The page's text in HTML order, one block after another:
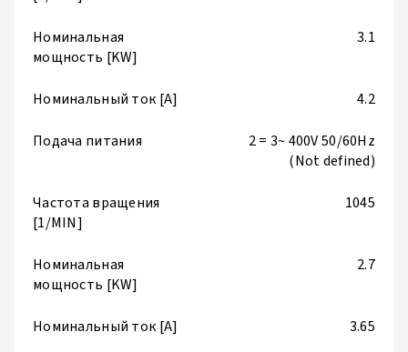
Номинальная
мощность [KW]
3.1
Номинальный ток [A] 4.2
Подача питания
2 = 3~ 400V 50/60Hz
(Not defined)
Частота вращения
[1/MIN]
1045
Номинальная
мощность [KW]
2.7
Номинальный ток [A] 3.65